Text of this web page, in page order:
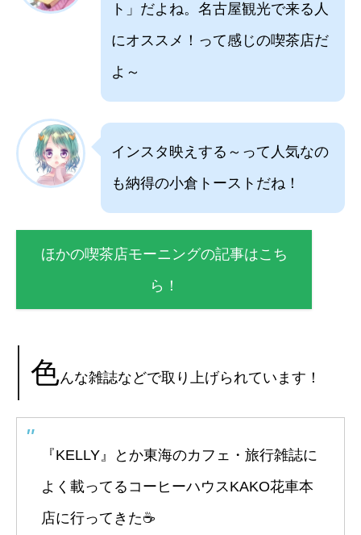
ト」だよね。名古屋観光で来る人
にオススメ！って感じの喫茶店だ
よ～
インスタ映えする～って人気なの
も納得の小倉トーストだね！
ほかの喫茶店モーニングの記事はこち
ら！
色んな雑誌などで取り上げられています！
『KELLY』とか東海のカフェ・旅行雑誌に
よく載ってるコーヒーハウスKAKO花車本
店に行ってきた☕️